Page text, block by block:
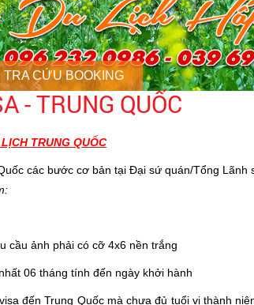
TRA CỨU BOOKING
- TRUNG QUỐC
TRUNG QUỐC
các bước cơ bản tại Đại sứ quán/Tổng Lãnh
cầu ảnh phải có cỡ 4x6 nền trắng
06 tháng tính đến ngày khởi hành
đến Trung Quốc mà chưa đủ tuổi vị thành